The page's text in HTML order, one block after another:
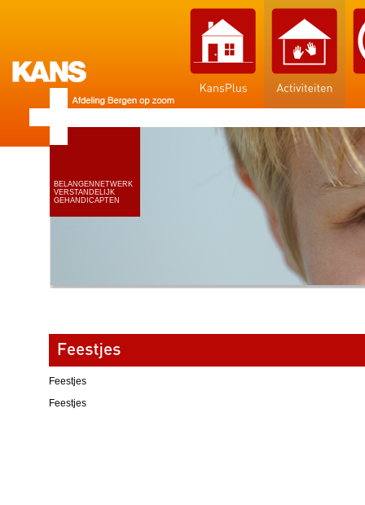
BELANGENNETWERK
VERSTANDELIJK
GEHANDICAPTEN
Feestjes
Feestjes